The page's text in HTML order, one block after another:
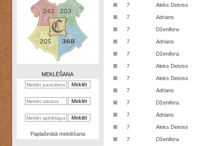
Zināšanu
kalkulators
Nomētātās
MEKLĒŠANA
Paplašinātā meklēšana
■ 7 Aleks Deiviss
■ 7 Adrians
■ 7 Dženifera
■ 7 Adrians
■ 7 Dženifera
■ 7 Aleks Deiviss
■ 7 Aleks Deiviss
■ 7 Adrians
■ 7 Dženifera
■ 7 Adrians
■ 7 Aleks Deiviss
■ 7 Dženifera